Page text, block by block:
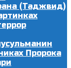
(Таджвид)
Пророка